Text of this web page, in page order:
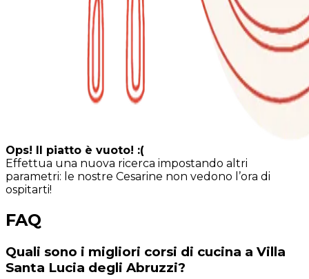
Ops! Il piatto è vuoto! :(
Effettua una nuova ricerca impostando altri
parametri: le nostre Cesarine non vedono l’ora di
ospitarti!
FAQ
Quali sono i migliori corsi di cucina a Villa
Santa Lucia degli Abruzzi?